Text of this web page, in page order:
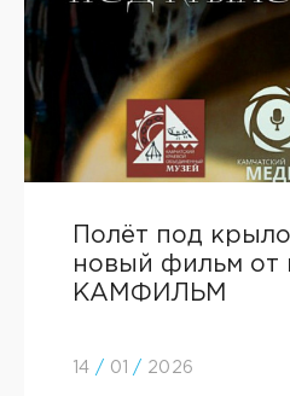
Полёт под
новый фильм от
КАМФИЛЬМ
14 / 01 / 2026